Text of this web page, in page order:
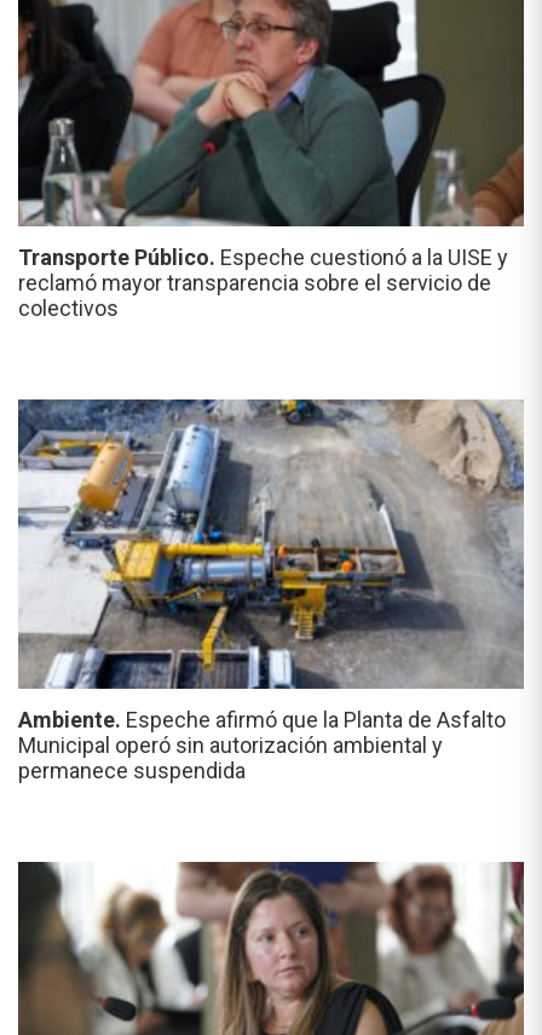
Transporte Público. Espeche cuestionó a la UISE y
reclamó mayor transparencia sobre el servicio de
colectivos
Ambiente. Espeche afirmó que la Planta de Asfalto
Municipal operó sin autorización ambiental y
permanece suspendida